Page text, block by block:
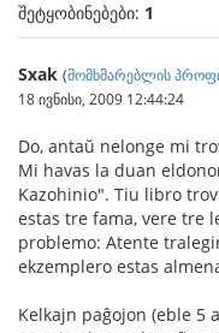
შეტყობინებები: 1
Sxak (მომხმარებლის
18 ივნისი, 2009 12:44:24
Do, antaŭ nelonge mi
Mi havas la duan
Kazohinio". Tiu libro
estas tre fama, vere tre
problemo: Atente
ekzemplero estas
Kelkajn paĝojon (eble 5